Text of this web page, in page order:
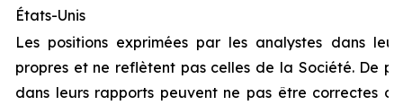
États-Unis
Les positions exprimées par les analystes dans
propres et ne reflètent pas celles de la Société. De
dans leurs rapports peuvent ne pas être correctes